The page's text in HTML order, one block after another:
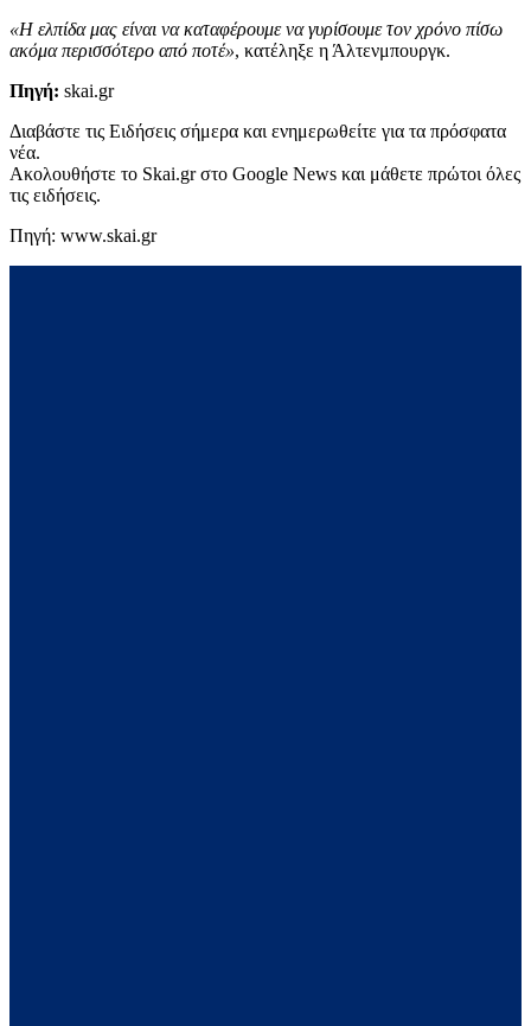
«Η ελπίδα μας είναι να καταφέρουμε να γυρίσουμε τον χρόνο πίσω
ακόμα περισσότερο από ποτέ», κατέληξε η Άλτενμπουργκ.
Πηγή: skai.gr
Διαβάστε τις Ειδήσεις σήμερα και ενημερωθείτε για τα πρόσφατα
νέα.
Ακολουθήστε το Skai.gr στο Google News και μάθετε πρώτοι όλες
τις ειδήσεις.
Πηγή: www.skai.gr